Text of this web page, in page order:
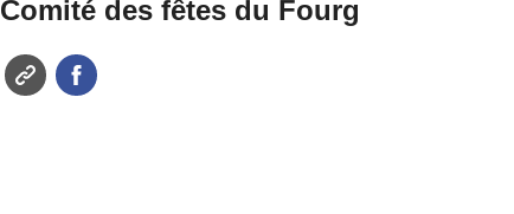
Comité des fêtes du Fourg